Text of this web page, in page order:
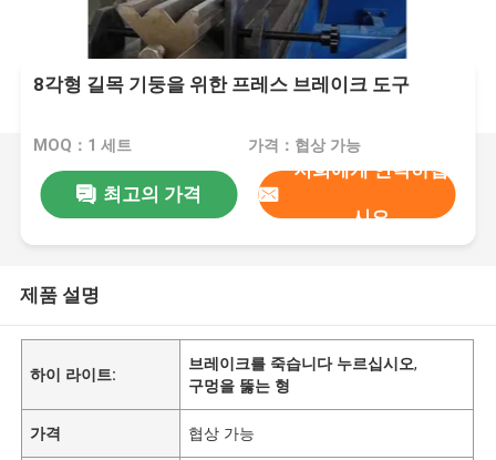
8각형 길목 기둥을 위한 프레스 브레이크 도구
MOQ：1 세트 가격：협상 가능
최고의 가격
저희에게 연락하십
시오
제품 설명
하이 라이트:
브레이크를 죽습니다 누르십시오,
구멍을 뚫는 형
가격 협상 가능